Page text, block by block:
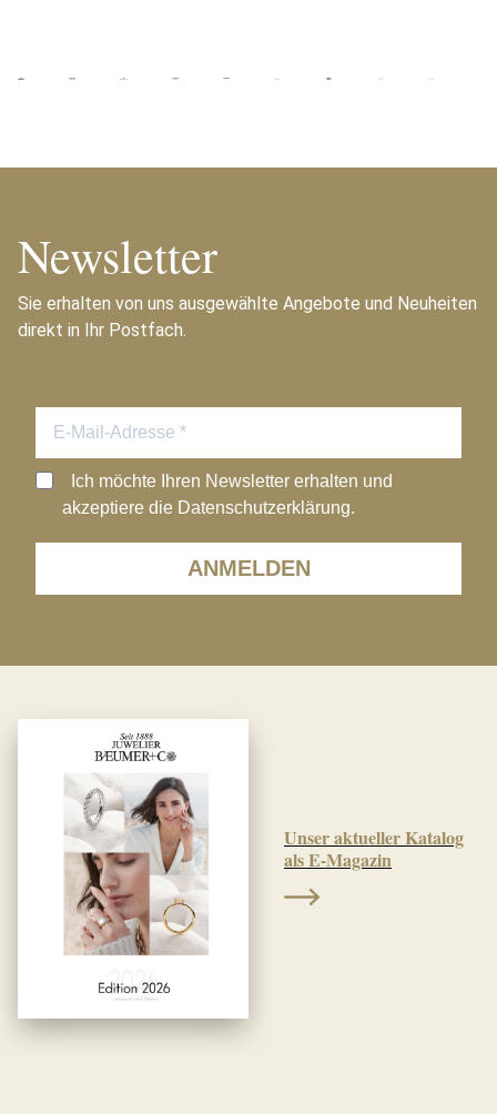
Newsletter
Sie erhalten von uns ausgewählte Angebote und Neuheiten
direkt in Ihr Postfach.
ANMELDEN
Ich möchte Ihren Newsletter erhalten und
akzeptiere die Datenschutzerklärung.
Unser aktueller Katalog
als E-Magazin